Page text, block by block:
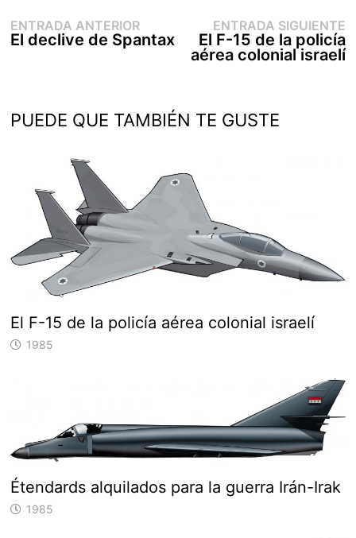
Navegación
de
ENTRADA ANTERIOREntrada
anterior:
El declive de Spantax
ENTRADA SIGUIENTE
El F-15 de la policía
aérea colonial israelí
PUEDE QUE TAMBIÉN TE GUSTE
El F-15 de la policía aérea colonial israelí
1985
Étendards alquilados para la guerra Irán-Irak
1985